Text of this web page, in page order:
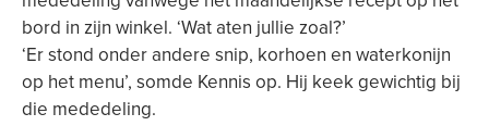
bord in zijn winkel. ‘Wat aten jullie zoal?’
‘Er stond onder andere snip, korhoen en waterkonijn
op het menu’, somde Kennis op. Hij keek gewichtig bij
die mededeling.